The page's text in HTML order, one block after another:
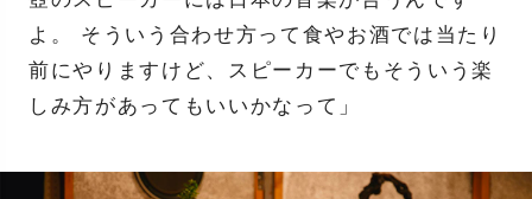
よ。 そういう合わせ方って食やお酒では当たり
前にやりますけど、スピーカーでもそういう楽
しみ方があってもいいかなって」